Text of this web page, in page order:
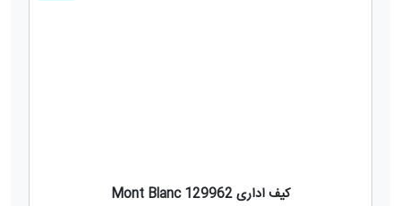
کیف اداری Mont Blanc 129962